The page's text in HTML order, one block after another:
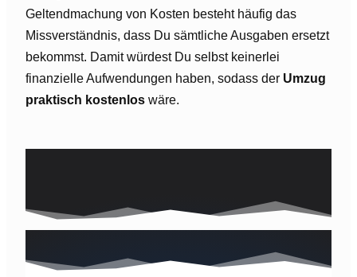
Geltendmachung von Kosten besteht häufig das
Missverständnis, dass Du sämtliche Ausgaben ersetzt
bekommst. Damit würdest Du selbst keinerlei
finanzielle Aufwendungen haben, sodass der Umzug
praktisch kostenlos wäre.